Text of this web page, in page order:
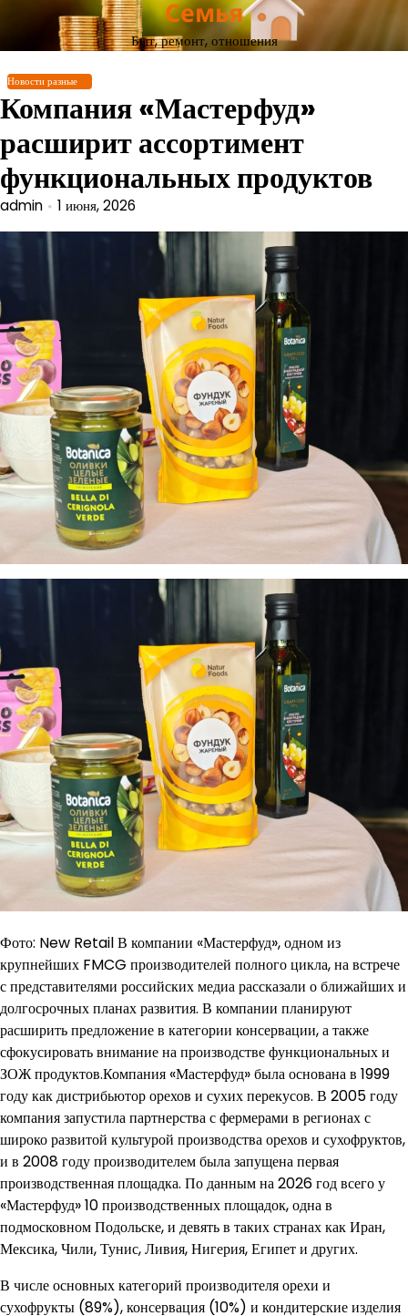
Перейти
содержимому
Семья
Быт, ремонт, отношения
Новости разные
Компания «Мастерфуд»
расширит ассортимент
функциональных продуктов
admin 1 июня, 2026
Фото: New Retail В компании «Мастерфуд», одном из
крупнейших FMCG производителей полного цикла, на встрече
с представителями российских медиа рассказали о ближайших и
долгосрочных планах развития. В компании планируют
расширить предложение в категории консервации, а также
сфокусировать внимание на производстве функциональных и
ЗОЖ продуктов.Компания «Мастерфуд» была основана в 1999
году как дистрибьютор орехов и сухих перекусов. В 2005 году
компания запустила партнерства с фермерами в регионах с
широко развитой культурой производства орехов и сухофруктов,
и в 2008 году производителем была запущена первая
производственная площадка. По данным на 2026 год всего у
«Мастерфуд» 10 производственных площадок, одна в
подмосковном Подольске, и девять в таких странах как Иран,
Мексика, Чили, Тунис, Ливия, Нигерия, Египет и других.
В числе основных категорий производителя орехи и
сухофрукты (89%), консервация (10%) и кондитерские изделия